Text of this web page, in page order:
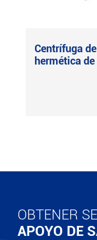
Centrífuga
hermética
OBTENER
APOYO DE